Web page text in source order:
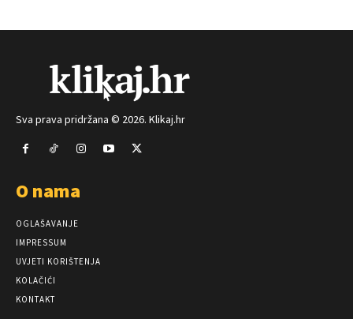
Sva prava pridržana © 2026. Klikaj.hr
O nama
OGLAŠAVANJE
IMPRESSUM
UVJETI KORIŠTENJA
KOLAČIĆI
KONTAKT